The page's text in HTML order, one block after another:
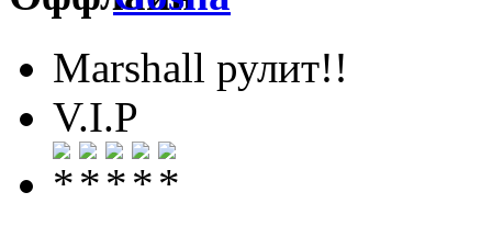
Marshall рулит!!
V.I.P